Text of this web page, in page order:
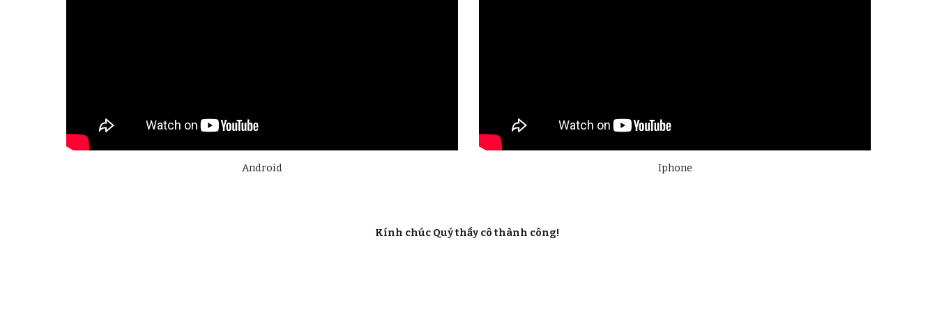
Android Iphone
Kính chúc Quý thầy cô thành công!